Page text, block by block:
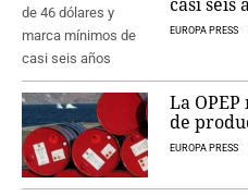
EUROPA PRESS
La
de
EUROPA PRESS